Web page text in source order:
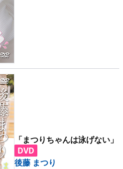
「まつりちゃんは泳げない」
DVD
後藤 まつり